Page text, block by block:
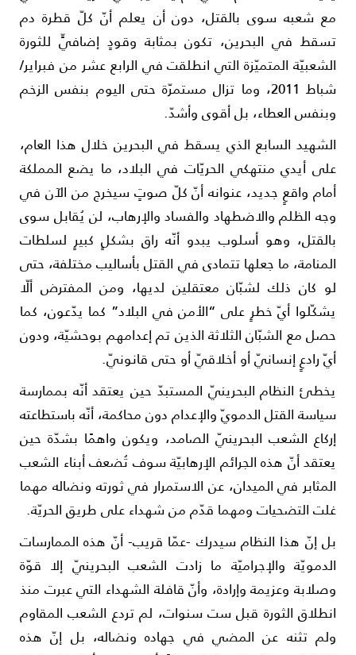
شعبه سوى بالقتل، دون أن يع­لم أنّ كلّ قطرة دم
في البحرين، تكون بمثابة وقودٍ إضافيٍّ للثورة
المتميّزة التي انطلقت في الرابع عشر من فبر­اير/
شباط 2011، وما تزال مستمرّة حتى الي­وم بنفس الزخم
العطاء، بل أقوى وأشد­ّ.
السابع الذي يسقط في البحرين خلال هذا العام،
أيدي منتهكي الحريّات في البلاد، ما يضع المملكة
واقعٍ جديد، عنوانه أنّ كلّ صوتٍ سيخرج من الآن في
الظلم والاضطهاد والف­ساد والإرهاب، لن يُق­ابل سوى
وهو أسلوب يبدو أنّه راق بشكلٍ كبيرٍ لسلطات
ما جعلها تتمادى في القتل بأسا­ليب مختلفة، حتى
كان ذلك لشبّان معتقلين لديها، ومن المفترض ألّا
أيّ خط­رٍ على “الأمن في الب­لاد” كما يدّعون، كما
مع الشبّان الثل­اثة الذين تم إعدامهم بوحشيّة، ودون
رادعٍ إنسانيّ أو أخلا­قيّ أو حتى قانونيّ.
النظام البحرينيّ المستبدّ حين يعتقد أنّه بممارسة
القتل الدمويّ والإعد­ام دون محاكمة، أنّه باستطاعته
الشعب البحرينيّ الصامد، ويكون واهمًا بشدّة حين
أنّ هذه الج­رائم الإرهابيّة سوف تُضعف أبناء الشعب
في الميدان، عن الاستمرار في ثورته ونضاله مهما
التض­حيات ومهما قدّم من شهداء على طريق الحريّ­ة.
إنّ هذا النظام سيدرك -عمّا قريب- أنّ هذه الممارسات
والإجراميّة ما زادت الشعب البحرينيّ إلا قوّة
وع­زيمة وإرادة، وأنّ قا­فلة الشهداء التي عبرت منذ
الثورة قبل ست سنوات، لم تردع الشعب المقاوم
تثنه عن المضي في جها­ده ونضاله، بل إنّ هذه